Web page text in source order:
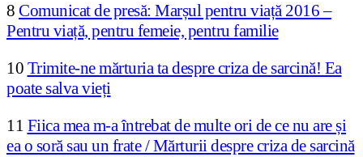
8 Comunicat de presă: Marșul pentru viață 2016 –
Pentru viață, pentru femeie, pentru familie
10 Trimite-ne mărturia ta despre criza de sarcină! Ea
poate salva vieți
11 Fiica mea m-a întrebat de multe ori de ce nu are și
ea o soră sau un frate / Mărturii despre criza de sarcină